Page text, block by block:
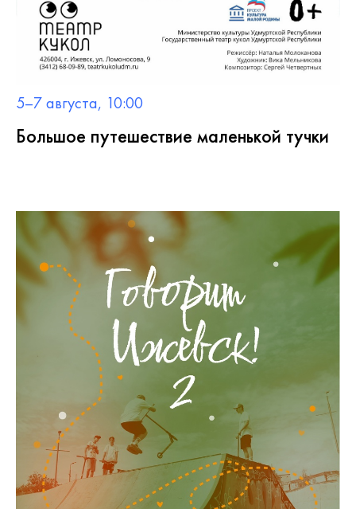
5–7 августа, 10:00
Большое путешествие маленькой тучки